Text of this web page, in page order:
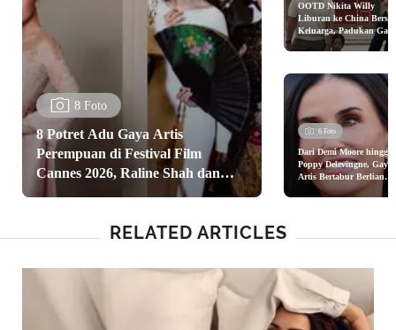
8 Foto
8 Potret Adu Gaya Artis
Perempuan di Festival Film
Cannes 2026, Raline Shah dan
Jolene Marie Kompak Berkebaya
OOTD Nikita Willy
Liburan ke China
Keluarga, Padukan Gaya
Modest Kasual dengan
6 Foto
Dari Demi Moore hingga
Poppy Delevingne, Gaya
Artis Bertabur Berlian
Chopard di Pembukaan
RELATED ARTICLES